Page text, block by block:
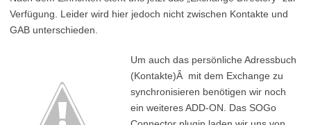
Verfügung. Leider wird hier jedoch nicht zwischen Kontakte und
GAB unterschieden.
Um auch das persönliche Adressbuch
(Kontakte)Â mit dem Exchange zu
synchronisieren benötigen wir noch
ein weiteres ADD-ON. Das SOGo